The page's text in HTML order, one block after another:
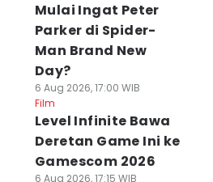
Mulai Ingat Peter
Parker di Spider-
Man Brand New
Day?
6 Aug 2026, 17:00 WIB
Film
Level Infinite Bawa
Deretan Game Ini ke
Gamescom 2026
6 Aug 2026, 17:15 WIB